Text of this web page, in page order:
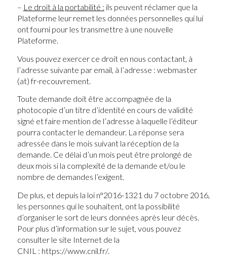
– Le droit à la portabilité : ils peuvent réclamer que la
Plateforme leur remet les données personnelles qui lui
ont fourni pour les transmettre à une nouvelle
Plateforme.
Vous pouvez exercer ce droit en nous contactant, à
l’adresse suivante par email, à l’adresse : webmaster
(at) fr-recouvrement.
Toute demande doit être accompagnée de la
photocopie d’un titre d’identité en cours de validité
signé et faire mention de l’adresse à laquelle l’éditeur
pourra contacter le demandeur. La réponse sera
adressée dans le mois suivant la réception de la
demande. Ce délai d’un mois peut être prolongé de
deux mois si la complexité de la demande et/ou le
nombre de demandes l’exigent.
De plus, et depuis la loi n°2016-1321 du 7 octobre 2016,
les personnes qui le souhaitent, ont la possibilité
d’organiser le sort de leurs données après leur décès.
Pour plus d’information sur le sujet, vous pouvez
consulter le site Internet de la
CNIL : https://www.cnil.fr/.